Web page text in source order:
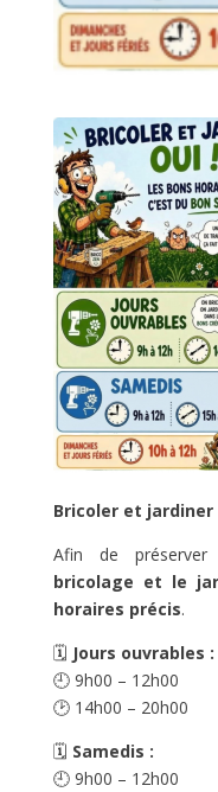
Bricoler et
Afin de
bricolage et le
horaires précis.
🗓️ Jours ouvrables :
🕘 9h00 – 12h00
🕑 14h00 – 20h00
🗓️ Samedis :
🕘 9h00 – 12h00